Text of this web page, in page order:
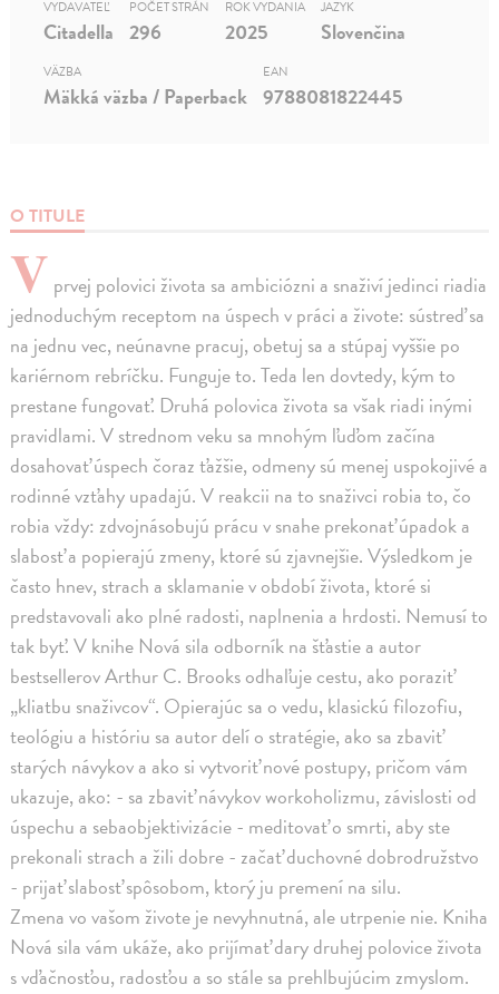
O TITULE
V prvej polovici života sa ambiciózni a snaživí jedinci riadia
jednoduchým receptom na úspech v práci a živote: sústreď sa
na jednu vec, neúnavne pracuj, obetuj sa a stúpaj vyššie po
kariérnom rebríčku. Funguje to. Teda len dovtedy, kým to
prestane fungovať. Druhá polovica života sa však riadi inými
pravidlami. V strednom veku sa mnohým ľuďom začína
dosahovať úspech čoraz ťažšie, odmeny sú menej uspokojivé a
rodinné vzťahy upadajú. V reakcii na to snaživci robia to, čo
robia vždy: zdvojnásobujú prácu v snahe prekonať úpadok a
slabosť a popierajú zmeny, ktoré sú zjavnejšie. Výsledkom je
často hnev, strach a sklamanie v období života, ktoré si
predstavovali ako plné radosti, naplnenia a hrdosti. Nemusí to
tak byť. V knihe Nová sila odborník na šťastie a autor
bestsellerov Arthur C. Brooks odhaľuje cestu, ako poraziť
„kliatbu snaživcov“. Opierajúc sa o vedu, klasickú filozofiu,
teológiu a históriu sa autor delí o stratégie, ako sa zbaviť
starých návykov a ako si vytvoriť nové postupy, pričom vám
ukazuje, ako: - sa zbaviť návykov workoholizmu, závislosti od
úspechu a sebaobjektivizácie - meditovať o smrti, aby ste
prekonali strach a žili dobre - začať duchovné dobrodružstvo
- prijať slabosť spôsobom, ktorý ju premení na silu.
Zmena vo vašom živote je nevyhnutná, ale utrpenie nie. Kniha
Nová sila vám ukáže, ako prijímať dary druhej polovice života
s vďačnosťou, radosťou a so stále sa prehlbujúcim zmyslom.
VYDAVATEĽ
Citadella
POČET STRÁN
296
ROK VYDANIA
2025
JAZYK
Slovenčina
VÄZBA
Mäkká väzba / Paperback
EAN
9788081822445